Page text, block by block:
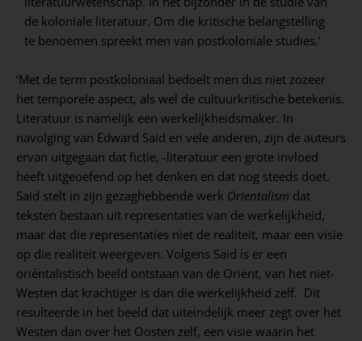
de koloniale literatuur. Om die kritische belangstelling
te benoemen spreekt men van postkoloniale studies.’
‘Met de term postkoloniaal bedoelt men dus niet zozeer
het temporele aspect, als wel de cultuurkritische betekenis.
Literatuur is namelijk een werkelijkheidsmaker. In
navolging van Edward Said en vele anderen, zijn de auteurs
ervan uitgegaan dat fictie, -literatuur een grote invloed
heeft uitgeoefend op het denken en dat nog steeds doet.
Said stelt in zijn gezaghebbende werk Orientalism dat
teksten bestaan uit representaties van de werkelijkheid,
maar dat die representaties niet de realiteit, maar een visie
op die realiteit weergeven. Volgens Said is er een
oriëntalistisch beeld ontstaan van de Oriënt, van het niet-
Westen dat krachtiger is dan die werkelijkheid zelf. Dit
resulteerde in het beeld dat uiteindelijk meer zegt over het
Westen dan over het Oosten zelf, een visie waarin het